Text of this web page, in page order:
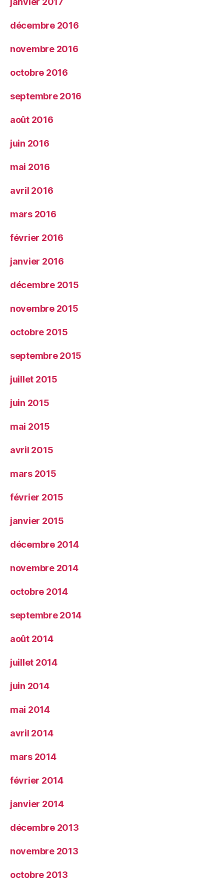
décembre 2016
novembre 2016
octobre 2016
septembre 2016
août 2016
juin 2016
mai 2016
avril 2016
mars 2016
février 2016
janvier 2016
décembre 2015
novembre 2015
octobre 2015
septembre 2015
juillet 2015
juin 2015
mai 2015
avril 2015
mars 2015
février 2015
janvier 2015
décembre 2014
novembre 2014
octobre 2014
septembre 2014
août 2014
juillet 2014
juin 2014
mai 2014
avril 2014
mars 2014
février 2014
janvier 2014
décembre 2013
novembre 2013
octobre 2013